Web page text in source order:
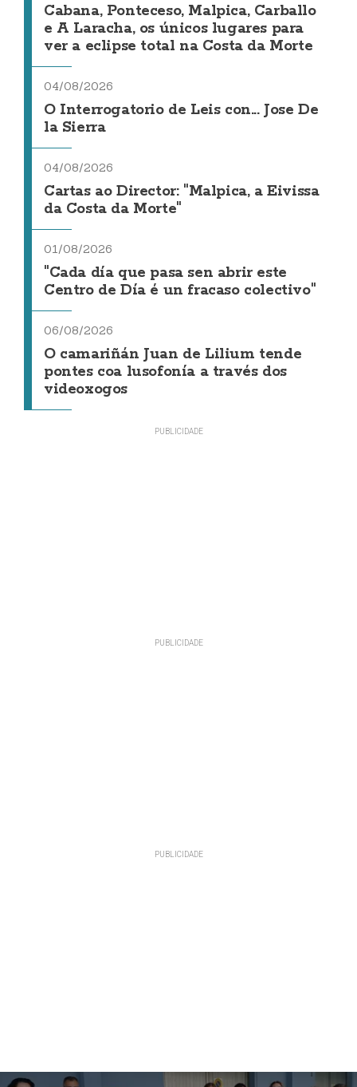
Cabana, Ponteceso, Malpica, Carballo
e A Laracha, os únicos lugares para
ver a eclipse total na Costa da Morte
04/08/2026
O Interrogatorio de Leis con... Jose De
la Sierra
04/08/2026
Cartas ao Director: "Malpica, a Eivissa
da Costa da Morte"
01/08/2026
"Cada día que pasa sen abrir este
Centro de Día é un fracaso colectivo"
06/08/2026
O camariñán Juan de Lilium tende
pontes coa lusofonía a través dos
videoxogos